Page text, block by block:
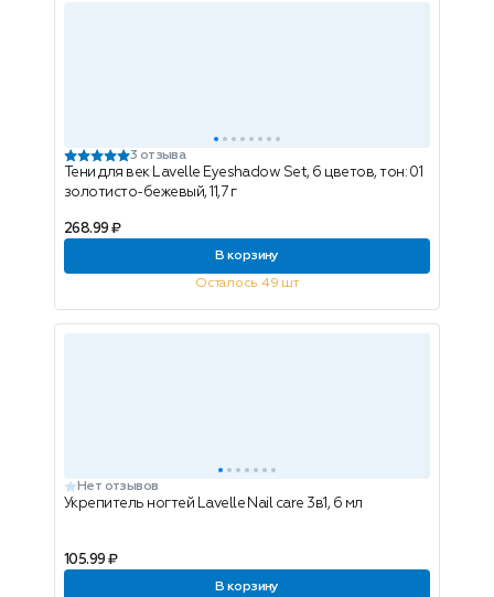
3 отзыва
Тени для век Lavelle Eyeshadow Set, 6 цветов, тон: 01
золотисто-бежевый, 11,7 г
268.99 ₽
В корзину
Осталось 49 шт
Нет отзывов
Укрепитель ногтей Lavelle Nail care 3в1, 6 мл
105.99 ₽
В корзину